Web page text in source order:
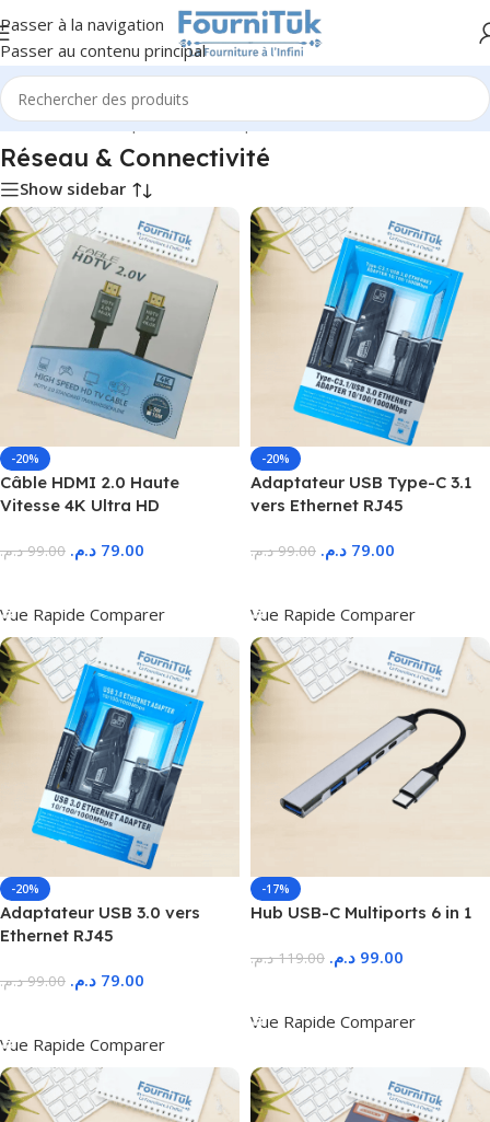
Passer à la navigation
Passer au contenu principal
Accueil/Informatique & Bureautique/Réseau & Connectivité
Réseau & Connectivité
Show sidebar
-20%
Câble HDMI 2.0 Haute
Vitesse 4K Ultra HD
99.00 د.م. 79.00 د.م.
Vue Rapide Comparer
-20%
Adaptateur USB Type-C 3.1
vers Ethernet RJ45
99.00 د.م. 79.00 د.م.
Vue Rapide Comparer
-20%
Adaptateur USB 3.0 vers
Ethernet RJ45
99.00 د.م. 79.00 د.م.
Vue Rapide Comparer
-17%
Hub USB-C Multiports 6 in 1
119.00 د.م. 99.00 د.م.
Vue Rapide Comparer